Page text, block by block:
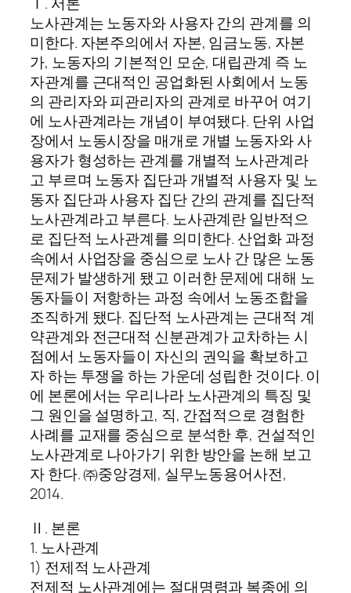
노사관계는 노동자와 사용자 간의 관계를 의
미한다. 자본주의에서 자본, 임금노동, 자본
가, 노동자의 기본적인 모순, 대립관계 즉 노
자관계를 근대적인 공업화된 사회에서 노동
의 관리자와 피관리자의 관계로 바꾸어 여기
에 노사관계라는 개념이 부여됐다. 단위 사업
장에서 노동시장을 매개로 개별 노동자와 사
용자가 형성하는 관계를 개별적 노사관계라
고 부르며 노동자 집단과 개별적 사용자 및 노
동자 집단과 사용자 집단 간의 관계를 집단적
노사관계라고 부른다. 노사관계란 일반적으
로 집단적 노사관계를 의미한다. 산업화 과정
속에서 사업장을 중심으로 노사 간 많은 노동
문제가 발생하게 됐고 이러한 문제에 대해 노
동자들이 저항하는 과정 속에서 노동조합을
조직하게 됐다. 집단적 노사관계는 근대적 계
약관계와 전근대적 신분관계가 교차하는 시
점에서 노동자들이 자신의 권익을 확보하고
자 하는 투쟁을 하는 가운데 성립한 것이다. 이
에 본론에서는 우리나라 노사관계의 특징 및
그 원인을 설명하고, 직, 간접적으로 경험한
사례를 교재를 중심으로 분석한 후, 건설적인
노사관계로 나아가기 위한 방안을 논해 보고
자 한다. ㈜중앙경제, 실무노동용어사전,
2014.
Ⅱ. 본론
1. 노사관계
1) 전제적 노사관계
전제적 노사관계에는 절대명령과 복종에 의